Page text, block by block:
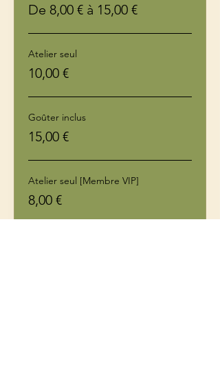
De 8,00 € à 15,00 €
Atelier seul
10,00 €
Goûter inclus
15,00 €
Atelier seul [Membre VIP]
8,00 €